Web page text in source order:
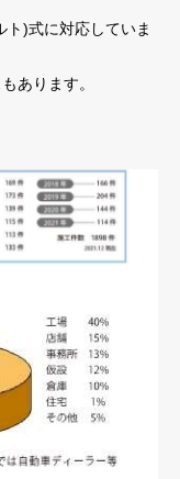
)式に対応していま
あります。